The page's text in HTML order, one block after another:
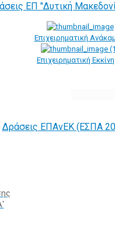
ΕΠ "Δυτική
Επιχειρηματική
Επιχειρηματική
Δράσεις ΕΠΑνΕΚ (ΕΣΠΑ